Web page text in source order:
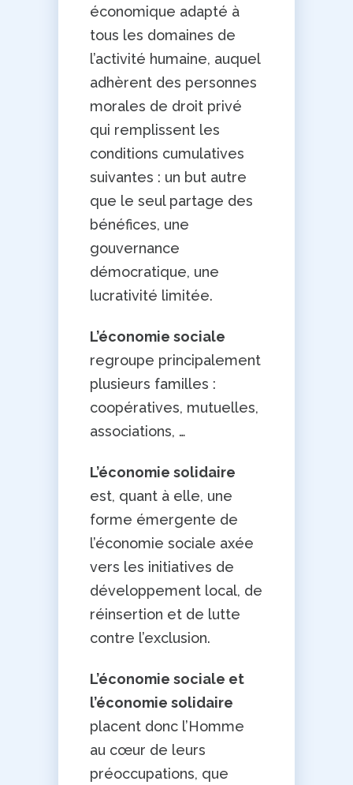
économique adapté à
tous les domaines de
l’activité humaine, auquel
adhèrent des personnes
morales de droit privé
qui remplissent les
conditions cumulatives
suivantes : un but autre
que le seul partage des
bénéfices, une
gouvernance
démocratique, une
lucrativité limitée.
L’économie sociale
regroupe principalement
plusieurs familles :
coopératives, mutuelles,
associations, …
L’économie solidaire
est, quant à elle, une
forme émergente de
l’économie sociale axée
vers les initiatives de
développement local, de
réinsertion et de lutte
contre l’exclusion.
L’économie sociale et
l’économie solidaire
placent donc l’Homme
au cœur de leurs
préoccupations, que